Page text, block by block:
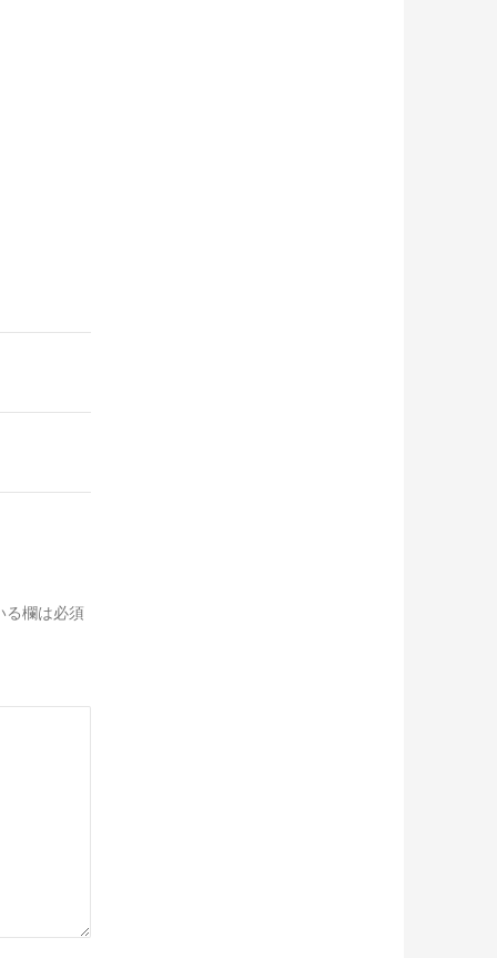
欄は必須